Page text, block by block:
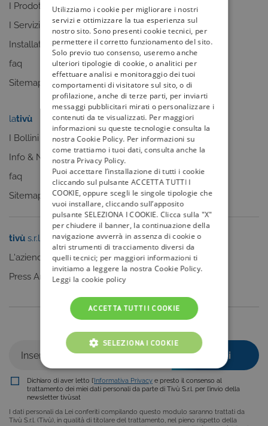
I Prodotti
I Servizi
Installatori
faq
Sitemap
La Guida +
faq
Sitemap
lativù
I Bollini
Info & News
faq
Sitemap
my tivù
tivù s.r.l.
L'azienda
Press Area
Sei un editore?
Clicca qui
Dichiaro di aver letto l’Informativa Privacy e presto il consenso al
trattamento dei miei dati personali da parte di Tivù S.r.l. per l’invio della
newsletter tivùsat
I dati personali da Lei conferiti compilando questo modulo saranno trattati da
Tivù S.r.l. (Tivù), in qualità di titolare del trattamento, nel pieno rispetto della
Utilizziamo i cookie per migliorare i nostri
servizi e ottimizzare la tua esperienza sul
nostro sito. Sono presenti cookie tecnici, per
permettere il corretto funzionamento del sito.
Solo previo tuo consenso, useremo anche
ulteriori tipologie di cookie, o analitici per
effettuare analisi e monitoraggio dei tuoi
comportamenti di visitatore sul sito, o di
profilazione, anche di terze parti, per inviarti
messaggi pubblicitari mirati o personalizzare i
contenuti da te visualizzati. Per maggiori
informazioni su queste tecnologie consulta la
nostra Cookie Policy. Per informazioni su
come trattiamo i tuoi dati, consulta anche la
nostra Privacy Policy.
Puoi accettare l’installazione di tutti i cookie
cliccando sul pulsante ACCETTA TUTTI I
COOKIE, oppure scegli le singole tipologie che
vuoi installare, cliccando sull’apposito
pulsante SELEZIONA I COOKIE. Clicca sulla "X"
per chiudere il banner, la continuazione della
navigazione avverrà in assenza di cookie o
altri strumenti di tracciamento diversi da
quelli tecnici; per maggiori informazioni ti
invitiamo a leggere la nostra Cookie Policy.
Leggi la cookie policy
ACCETTA TUTTI I COOKIE
SELEZIONA I COOKIE
COOKIE TECNICI
COOKIE ANALITICI
COOKIE DI PROFILAZIONE